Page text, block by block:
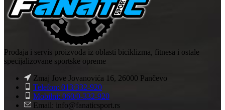
Prodaja i servis proizvoda iz oblasti biciklizma, fitnesa i ostale
specijalizovane sportske opreme
Zmaj Jove Jovanovića 16, 26000 Pančevo
Telefon: 013/332-920
Mobilni: 060/0-332-920
Email: info@fanaticsport.rs